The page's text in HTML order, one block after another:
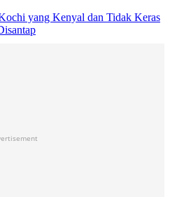
yang Kenyal dan Tidak Keras